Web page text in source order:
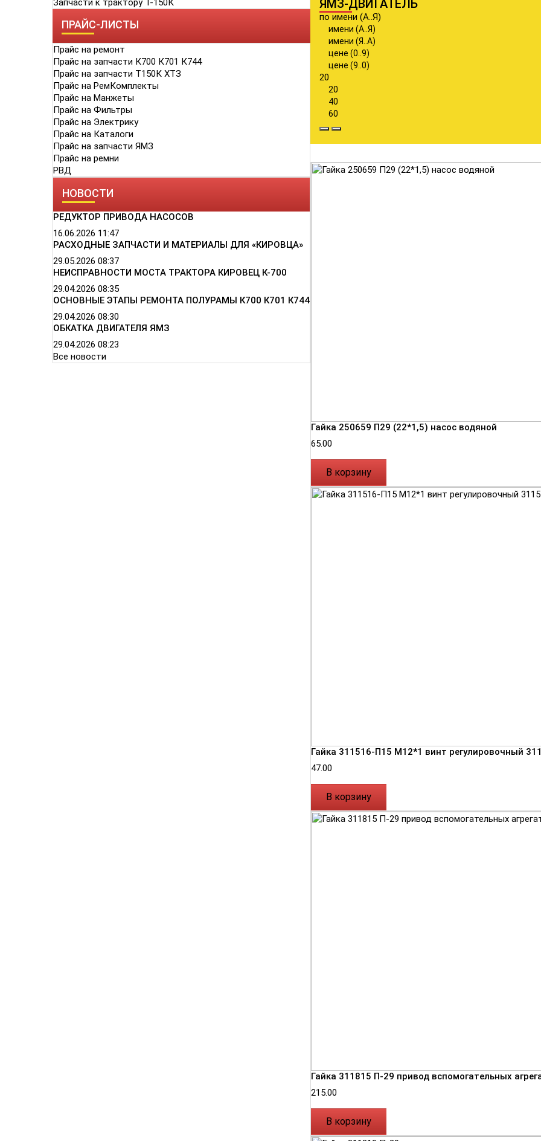
Запчасти к трактору Т-150К
ПРАЙС-ЛИСТЫ
Прайс на ремонт
Прайс на запчасти К700 К701 К744
Прайс на запчасти Т150К ХТЗ
Прайс на РемКомплекты
Прайс на Манжеты
Прайс на Фильтры
Прайс на Электрику
Прайс на Каталоги
Прайс на запчасти ЯМЗ
Прайс на ремни
РВД
НОВОСТИ
РЕДУКТОР ПРИВОДА НАСОСОВ
16.06.2026 11:47
РАСХОДНЫЕ ЗАПЧАСТИ И МАТЕРИАЛЫ ДЛЯ «КИРОВЦА»
29.05.2026 08:37
НЕИСПРАВНОСТИ МОСТА ТРАКТОРА КИРОВЕЦ К-700
29.04.2026 08:35
ОСНОВНЫЕ ЭТАПЫ РЕМОНТА ПОЛУРАМЫ К700 К701 К744
29.04.2026 08:30
ОБКАТКА ДВИГАТЕЛЯ ЯМЗ
29.04.2026 08:23
Все новости
ЯМЗ-ДВИГАТЕЛЬ
по имени (А..Я)
имени (А..Я)
имени (Я..А)
цене (0..9)
цене (9..0)
20
20
40
60
Гайка 250659 П29 (22*1,5) насос водяной
65.00
В корзину
Гайка 311516-П15 М12*1 винт регулировочный
47.00
В корзину
Гайка 311815 П-29 привод вспомогательных
215.00
В корзину